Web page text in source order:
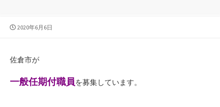
公
2020年6月6日
佐倉市が
一般任期付職員 を募集しています。